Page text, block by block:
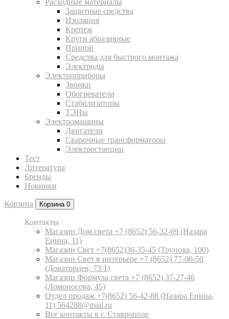
Расходные материалы
Защитные средства
Изоляция
Крепеж
Круги абразивные
Припой
Средства для быстрого монтажа
Электроды
Электроприборы
Звонки
Обогреватели
Стабилизаторы
ТЭНы
Электромашины
Двигатели
Сварочные трансформаторы
Электростанции
Тест
Литература
Бренды
Новинки
Корзина Корзина 0
Контакты
Магазин Дом света +7 (8652) 56-32-69 (Назара
Енина, 11)
Магазин Свет +7(8652)36-35-45 (Трунова, 100)
Магазин Свет в интерьере +7 (8652) 77-00-50
(Доваторцев, 73/1)
Магазин Формула света +7 (8652) 37-27-46
(Ломоносова, 45)
Отдел продаж +7(8652) 56-42-88 (Назара Енина,
11) 564288@mail.ru
Все контакты в г. Ставрополе